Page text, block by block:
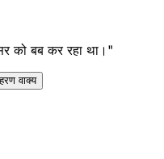
को बब कर रहा था।"
वाक्य